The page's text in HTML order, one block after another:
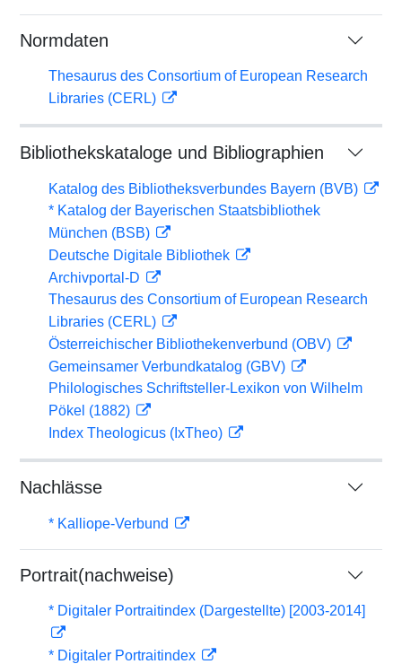
Normdaten
Thesaurus des Consortium of European Research
Libraries (CERL)
Bibliothekskataloge und Bibliographien
Katalog des Bibliotheksverbundes Bayern (BVB)
* Katalog der Bayerischen Staatsbibliothek
München (BSB)
Deutsche Digitale Bibliothek
Archivportal-D
Thesaurus des Consortium of European Research
Libraries (CERL)
Österreichischer Bibliothekenverbund (OBV)
Gemeinsamer Verbundkatalog (GBV)
Philologisches Schriftsteller-Lexikon von Wilhelm
Pökel (1882)
Index Theologicus (IxTheo)
Nachlässe
* Kalliope-Verbund
Portrait(nachweise)
* Digitaler Portraitindex (Dargestellte) [2003-2014]
* Digitaler Portraitindex